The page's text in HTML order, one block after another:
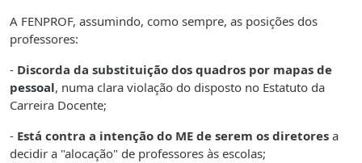
A FENPROF, assumindo, como sempre, as posições dos
professores:
- Discorda da substituição dos quadros por mapas de
pessoal, numa clara violação do disposto no Estatuto da
Carreira Docente;
- Está contra a intenção do ME de serem os diretores a
decidir a "alocação" de professores às escolas;